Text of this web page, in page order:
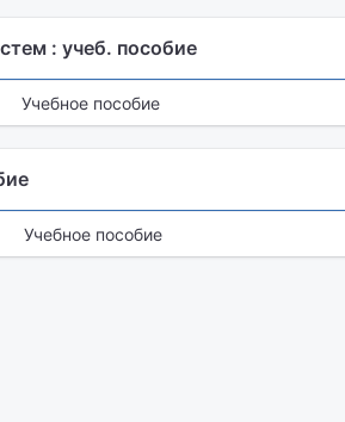
: учеб. пособие
Учебное пособие
Учебное пособие